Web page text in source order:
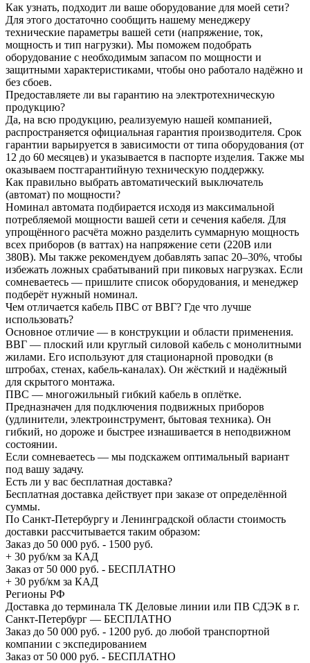
Как узнать, подходит ли ваше оборудование для моей сети?
Для этого достаточно сообщить нашему менеджеру
технические параметры вашей сети (напряжение, ток,
мощность и тип нагрузки). Мы поможем подобрать
оборудование с необходимым запасом по мощности и
защитными характеристиками, чтобы оно работало надёжно и
без сбоев.
Предоставляете ли вы гарантию на электротехническую
продукцию?
Да, на всю продукцию, реализуемую нашей компанией,
распространяется официальная гарантия производителя. Срок
гарантии варьируется в зависимости от типа оборудования (от
12 до 60 месяцев) и указывается в паспорте изделия. Также мы
оказываем постгарантийную техническую поддержку.
Как правильно выбрать автоматический выключатель
(автомат) по мощности?
Номинал автомата подбирается исходя из максимальной
потребляемой мощности вашей сети и сечения кабеля. Для
упрощённого расчёта можно разделить суммарную мощность
всех приборов (в ваттах) на напряжение сети (220В или
380В). Мы также рекомендуем добавлять запас 20–30%, чтобы
избежать ложных срабатываний при пиковых нагрузках. Если
сомневаетесь — пришлите список оборудования, и менеджер
подберёт нужный номинал.
Чем отличается кабель ПВС от ВВГ? Где что лучше
использовать?
Основное отличие — в конструкции и области применения.
ВВГ — плоский или круглый силовой кабель с монолитными
жилами. Его используют для стационарной проводки (в
штробах, стенах, кабель-каналах). Он жёсткий и надёжный
для скрытого монтажа.
ПВС — многожильный гибкий кабель в оплётке.
Предназначен для подключения подвижных приборов
(удлинители, электроинструмент, бытовая техника). Он
гибкий, но дороже и быстрее изнашивается в неподвижном
состоянии.
Если сомневаетесь — мы подскажем оптимальный вариант
под вашу задачу.
Есть ли у вас бесплатная доставка?
Бесплатная доставка действует при заказе от определённой
суммы.
По Санкт-Петербургу и Ленинградской области стоимость
доставки рассчитывается таким образом:
Заказ до 50 000 руб. - 1500 руб.
+ 30 руб/км за КАД
Заказ от 50 000 руб. - БЕСПЛАТНО
+ 30 руб/км за КАД
Регионы РФ
Доставка до терминала ТК Деловые линии или ПВ СДЭК в г.
Санкт-Петербург — БЕСПЛАТНО
Заказ до 50 000 руб. - 1200 руб. до любой транспортной
компании с экспедированием
Заказ от 50 000 руб. - БЕСПЛАТНО